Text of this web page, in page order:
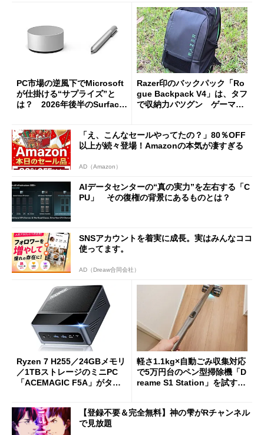
PC市場の逆風下でMicrosoft
が仕掛ける“サプライズ”と
は？ 2026年後半のSurface
Razer印のバックパック「Ro
gue Backpack V4」は、タフ
で収納力バツグン ゲーマー
「え、こんなセールやってたの？」80％OFF
以上が続々登場！Amazonの本気が凄すぎる
AD（Amazon）
AIデータセンターの“真の実力”を左右する「C
PU」 その復権の背景にあるものとは？
SNSアカウントを着実に成長。実はみんなココ
使ってます。
AD（Dreaw合同会社）
Ryzen 7 H255／24GBメモリ
／1TBストレージのミニPC
「ACEMAGIC F5A」がタイ
軽さ1.1kg×自動ごみ収集対応
で5万円台のペン型掃除機「D
reame S1 Station」を試す
【登録不要＆完全無料】神の雫がRチャンネル
で見放題